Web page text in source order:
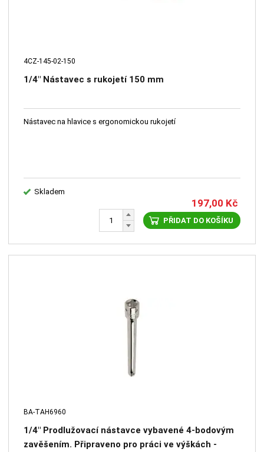
4CZ-145-02-150
1/4" Nástavec s rukojetí 150 mm
Nástavec na hlavice s ergonomickou rukojetí
Skladem
197,00 Kč
PŘIDAT DO KOŠÍKU
BA-TAH6960
1/4" Prodlužovací nástavce vybavené 4-bodovým
zavěšením. Připraveno pro práci ve výškách -